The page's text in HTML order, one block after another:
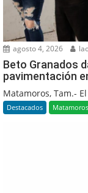
agosto 4, 2026
Beto Granados
pavimentación
Matamoros, Tam.-
Destacados Matamoros